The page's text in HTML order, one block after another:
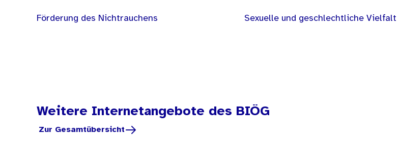
Förderung des Nichtrauchens Sexuelle und geschlechtliche Vielfalt
Weitere Internetangebote des BIÖG
Zur Gesamtübersicht